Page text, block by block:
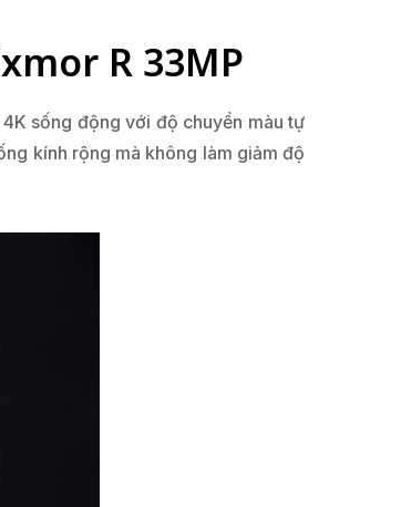
R 33MP
sống động với độ chuyển màu tự
kính rộng mà không làm giảm độ